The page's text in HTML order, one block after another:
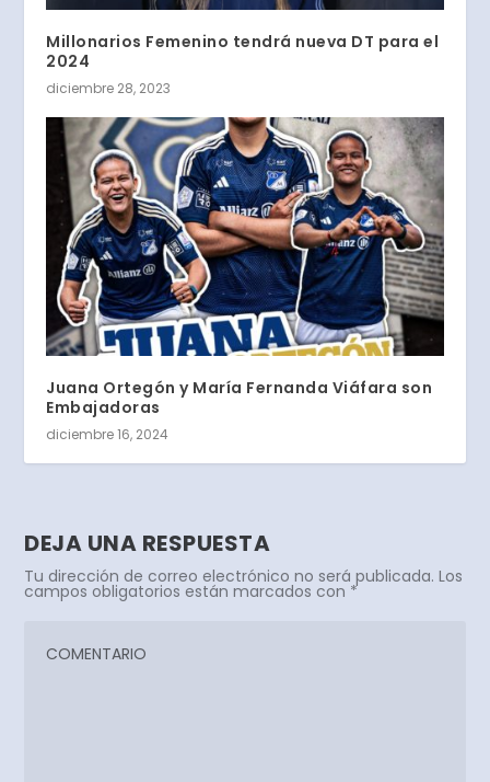
Millonarios Femenino tendrá nueva DT para el
2024
diciembre 28, 2023
Juana Ortegón y María Fernanda Viáfara son
Embajadoras
diciembre 16, 2024
DEJA UNA RESPUESTA
Tu dirección de correo electrónico no será publicada. Los
campos obligatorios están marcados con *